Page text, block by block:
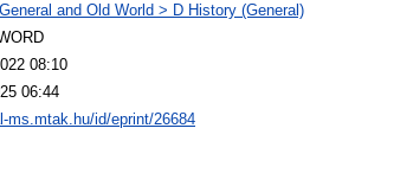
and Old World > D History (General)
08:10
06:44
ms.mtak.hu/id/eprint/26684